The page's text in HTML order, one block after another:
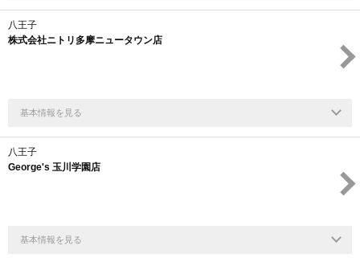
八王子
株式会社ニトリ多摩ニュータウン店
基本情報を見る
八王子
George's 玉川学園店
基本情報を見る